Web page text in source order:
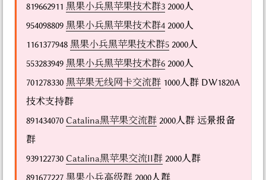
819662911 黑果小兵黑苹果技术群3 2000人
954098809 黑果小兵黑苹果技术群4 2000人
1161377948 黑果小兵黑苹果技术群5 2000人
553283949 黑果小兵黑苹果技术群6 2000人
701278330 黑苹果无线网卡交流群 1000人群 DW1820A
技术支持群
891434070 Catalina黑苹果交流群 2000人群 远景报备
群
939122730 Catalina黑苹果交流II群 2000人群
891677227 黑果小兵高级群 2000人群